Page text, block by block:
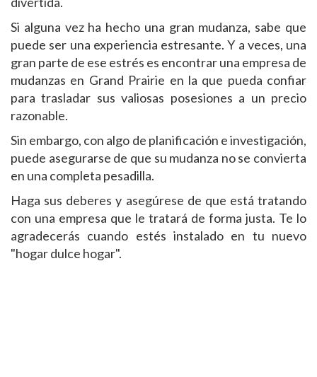
Si alguna vez ha hecho una gran mudanza, sabe que
puede ser una experiencia estresante. Y a veces, una
gran parte de ese estrés es encontrar una empresa de
mudanzas en Grand Prairie en la que pueda confiar
para trasladar sus valiosas posesiones a un precio
razonable.
Sin embargo, con algo de planificación e investigación,
puede asegurarse de que su mudanza no se convierta
en una completa pesadilla.
Haga sus deberes y asegúrese de que está tratando
con una empresa que le tratará de forma justa. Te lo
agradecerás cuando estés instalado en tu nuevo
"hogar dulce hogar".